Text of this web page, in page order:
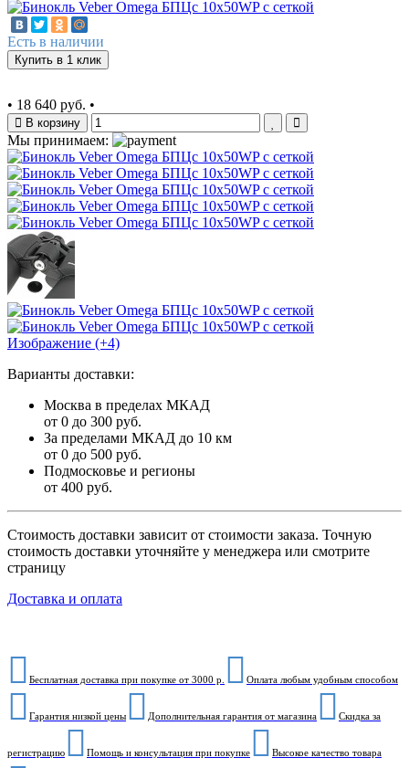
Есть в наличии
Купить в 1 клик
• 18 640 руб. •
В корзину
Мы принимаем:
Изображение (+4)
Варианты доставки:
Москва в пределах МКАД
от 0 до 300 руб.
За пределами МКАД до 10 км
от 0 до 500 руб.
Подмосковье и регионы
от 400 руб.
Стоимость доставки зависит от стоимости заказа. Точную
стоимость доставки уточняйте у менеджера или смотрите
страницу
Доставка и оплата
Бесплатная доставка при покупке от 3000 р. Оплата любым удобным способом
Гарантия низкой цены Дополнительная гарантия от магазина Скидка за
регистрацию Помощь и консультация при покупке Высокое качество товара